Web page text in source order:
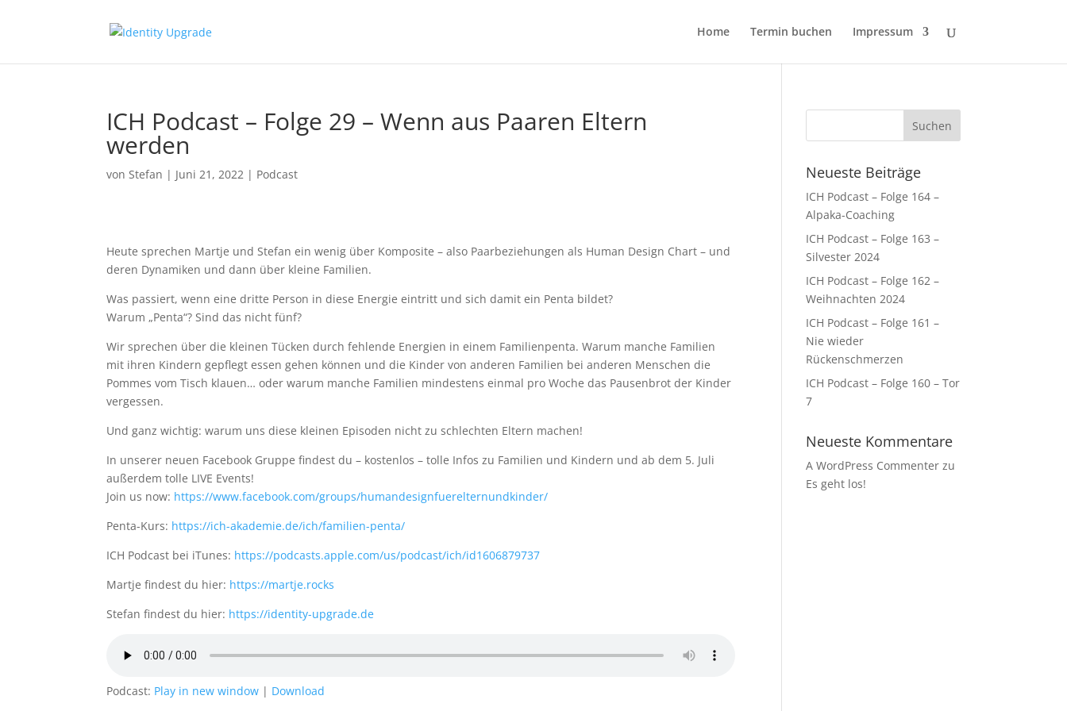
Home Termin buchen Impressum
ICH Podcast – Folge 29 – Wenn aus Paaren Eltern
werden
vonStefan | Juni 21, 2022 | Podcast
Heute sprechen Martje und Stefan ein wenig über Komposite – also Paarbeziehungen als Human Design Chart – und
deren Dynamiken und dann über kleine Familien.
Was passiert, wenn eine dritte Person in diese Energie eintritt und sich damit ein Penta bildet?
Warum „Penta“? Sind das nicht fünf?
Wir sprechen über die kleinen Tücken durch fehlende Energien in einem Familienpenta. Warum manche Familien
mit ihren Kindern gepflegt essen gehen können und die Kinder von anderen Familien bei anderen Menschen die
Pommes vom Tisch klauen… oder warum manche Familien mindestens einmal pro Woche das Pausenbrot der Kinder
vergessen.
Und ganz wichtig: warum uns diese kleinen Episoden nicht zu schlechten Eltern machen!
In unserer neuen Facebook Gruppe findest du – kostenlos – tolle Infos zu Familien und Kindern und ab dem 5. Juli
außerdem tolle LIVE Events!
Join us now: https://www.facebook.com/groups/humandesignfuerelternundkinder/
Penta-Kurs: https://ich-akademie.de/ich/familien-penta/
ICH Podcast bei iTunes: https://podcasts.apple.com/us/podcast/ich/id1606879737
Martje findest du hier: https://martje.rocks
Stefan findest du hier: https://identity-upgrade.de
Podcast: Play in new window | Download
Neueste Beiträge
ICH Podcast – Folge 164 –
Alpaka-Coaching
ICH Podcast – Folge 163 –
Silvester 2024
ICH Podcast – Folge 162 –
Weihnachten 2024
ICH Podcast – Folge 161 –
Nie wieder
Rückenschmerzen
ICH Podcast – Folge 160 – Tor
7
Neueste Kommentare
A WordPress Commenter zu
Es geht los!